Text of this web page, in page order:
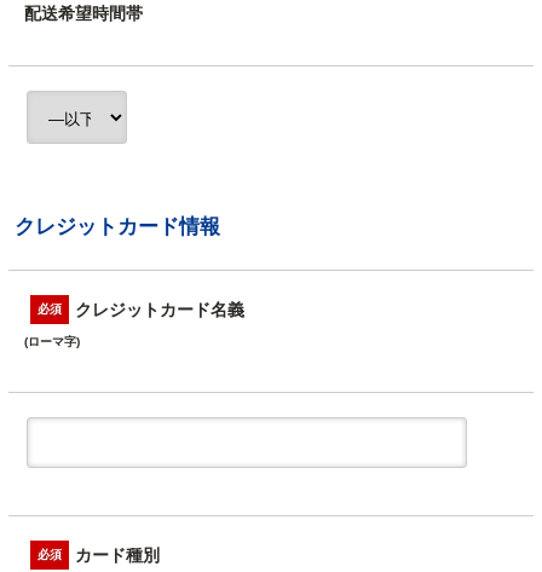
配送希望時間帯
クレジットカード情報
クレジットカード名義
必須
(ローマ字)
カード種別
必須